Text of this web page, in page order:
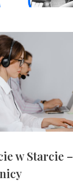
w Starcie –